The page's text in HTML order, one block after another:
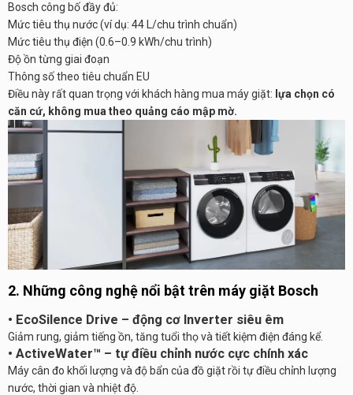
Bosch công bố đầy đủ:
Mức tiêu thụ nước (ví dụ: 44 L/chu trình chuẩn)
Mức tiêu thụ điện (0.6–0.9 kWh/chu trình)
Độ ồn từng giai đoạn
Thông số theo tiêu chuẩn EU
Điều này rất quan trọng với khách hàng mua máy giặt: lựa chọn có
căn cứ, không mua theo quảng cáo mập mờ.
2. Những công nghệ nổi bật trên máy giặt Bosch
• EcoSilence Drive – động cơ Inverter siêu êm
Giảm rung, giảm tiếng ồn, tăng tuổi thọ và tiết kiệm điện đáng kể.
• ActiveWater™ – tự điều chỉnh nước cực chính xác
Máy cân đo khối lượng và độ bẩn của đồ giặt rồi tự điều chỉnh lượng
nước, thời gian và nhiệt độ.